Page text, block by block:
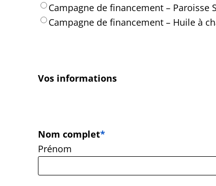
Campagne de financement – Paroisse
Campagne de financement – Huile à
Vos informations
Nom complet*
Prénom